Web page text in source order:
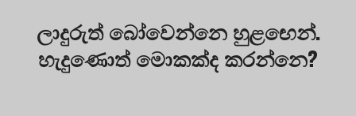
ලාදුරුත් බෝවෙන්නෙ හුළඟෙන්.
හැදුණොත් මොකක්ද කරන්නෙ?